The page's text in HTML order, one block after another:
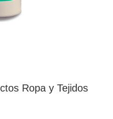
Ropa y Tejidos